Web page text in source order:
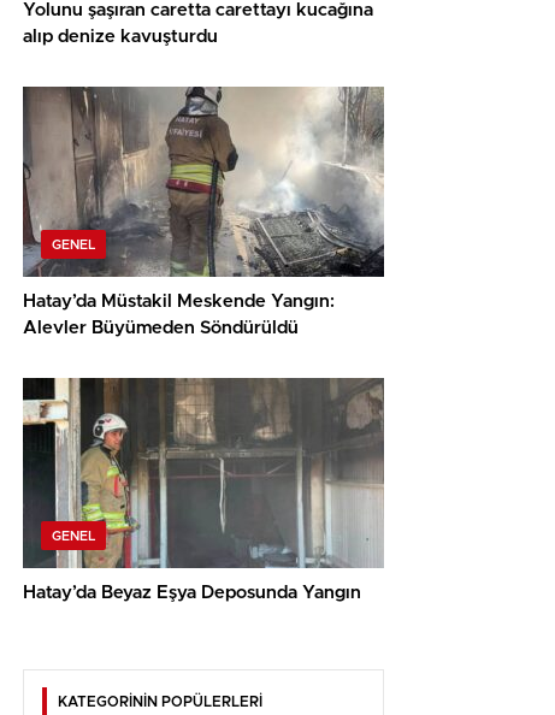
Yolunu şaşıran caretta carettayı kucağına
alıp denize kavuşturdu
GENEL
Hatay’da Müstakil Meskende Yangın:
Alevler Büyümeden Söndürüldü
GENEL
Hatay’da Beyaz Eşya Deposunda Yangın
KATEGORİNİN POPÜLERLERİ